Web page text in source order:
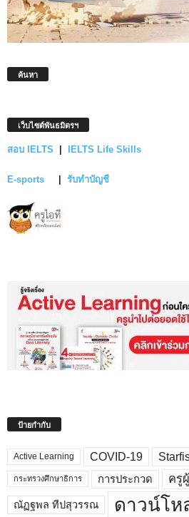
ค้นหา
เว็บไซต์พันธมิตรฯ
สอบ IELTS IELTS Life Skills
E-sports รับทำบัญชี
ป้ายกำกับ
Active Learning COVID-19
กระทรวงศึกษาธิการ การประกวด ครู
ณัฏฐพล ทีปสุวรรณ ดาวน์โห